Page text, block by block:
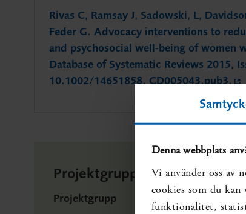
Denna webbplats
Vi använder oss av
cookies som du
funktionalitet,
Rivas C, Ramsay J, Sadowski, L,
Feder G. Advocacy interventions to
and psychosocial well-being of women
Database of Systematic Reviews 2015,
10.1002/14651858. CD005043.pub3.
Projektgrupp och externa
Projektgrupp